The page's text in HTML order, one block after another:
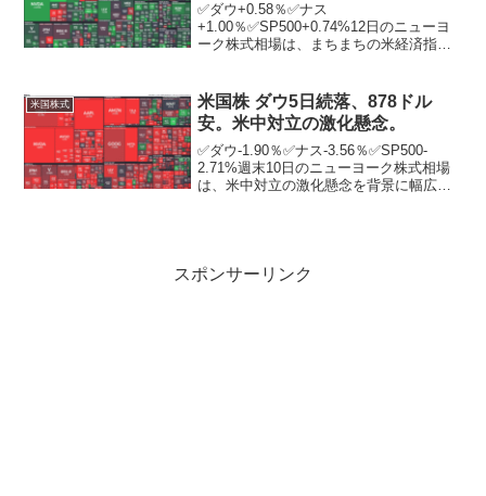
✅ダウ+0.58％✅ナス
+1.00％✅SP500+0.74%12日のニューヨ
ーク株式相場は、まちまちの米経済指標
上昇率は前月比で0．2％と、市場予想
（ロイター通信調...
米国株式
米国株 ダウ5日続落、878ドル
安。米中対立の激化懸念。
✅ダウ-1.90％✅ナス-3.56％✅SP500-
2.71%週末10日のニューヨーク株式相場
は、米中対立の激化懸念を背景に幅広い
スポンサーリンク